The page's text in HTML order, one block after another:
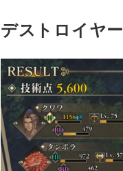
デストロイヤー